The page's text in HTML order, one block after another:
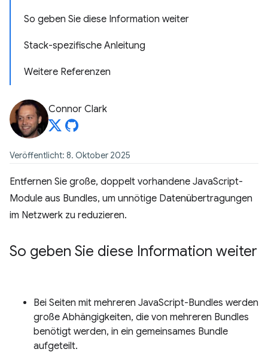
So geben Sie diese Information weiter
Stack-spezifische Anleitung
Weitere Referenzen
Connor Clark
Veröffentlicht: 8. Oktober 2025
Entfernen Sie große, doppelt vorhandene JavaScript-
Module aus Bundles, um unnötige Datenübertragungen
im Netzwerk zu reduzieren.
So geben Sie diese Information weiter
Bei Seiten mit mehreren JavaScript-Bundles werden
große Abhängigkeiten, die von mehreren Bundles
benötigt werden, in ein gemeinsames Bundle
aufgeteilt.